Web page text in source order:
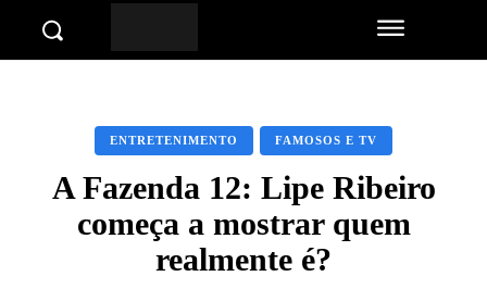
ENTRETENIMENTO FAMOSOS E TV
A Fazenda 12: Lipe Ribeiro
começa a mostrar quem
realmente é?